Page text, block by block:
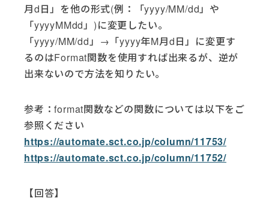
月d日」を他の形式(例：「yyyy/MM/dd」や
「yyyyMMdd」)に変更したい。
「yyyy/MM/dd」→「yyyy年M月d日」に変更す
るのはFormat関数を使用すれば出来るが、逆が
出来ないので方法を知りたい。
参考：format関数などの関数については以下をご
参照ください
https://automate.sct.co.jp/column/11753/
https://automate.sct.co.jp/column/11752/
【回答】